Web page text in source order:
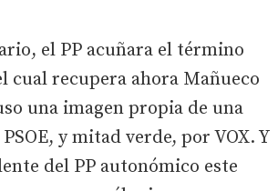
el PP acuñara el término
cual recupera ahora Mañueco
una imagen propia de una
y mitad verde, por VOX. Y
del PP autonómico este